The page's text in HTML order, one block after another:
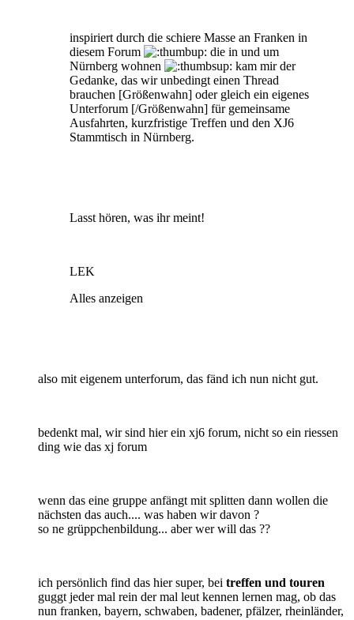
inspiriert durch die schiere Masse an Franken in
diesem Forum
die in und um
Nürnberg wohnen
kam mir der
Gedanke, das wir unbedingt einen Thread
brauchen [Größenwahn] oder gleich ein eigenes
Unterforum [/Größenwahn] für gemeinsame
Ausfahrten, kurzfristige Treffen und den XJ6
Stammtisch in Nürnberg.
Lasst hören, was ihr meint!
LEK
Alles anzeigen
also mit eigenem unterforum, das fänd ich nun nicht gut.
bedenkt mal, wir sind hier ein xj6 forum, nicht so ein riessen
ding wie das xj forum
wenn das eine gruppe anfängt mit splitten dann wollen die
nächsten das auch.... was haben wir davon ?
so ne grüppchenbildung... aber wer will das ??
ich persönlich find das hier super, bei treffen und touren
guggt jeder mal rein der mal leut kennen lernen mag, ob das
nun franken, bayern, schwaben, badener, pfälzer, rheinländer,